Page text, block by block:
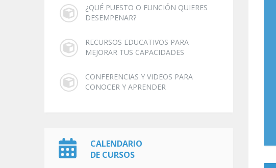
¿QUÉ PUESTO O FUNCIÓN QUIERES
DESEMPEÑAR?
RECURSOS EDUCATIVOS PARA
MEJORAR TUS CAPACIDADES
CONFERENCIAS Y VIDEOS PARA
CONOCER Y APRENDER
CALENDARIO
DE CURSOS